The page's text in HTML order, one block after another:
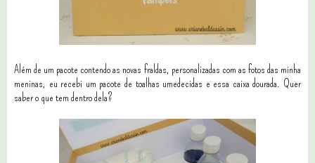
Além de um pacote contendo as novas fraldas, personalizadas com as fotos das minha
meninas, eu recebi um pacote de toalhas umedecidas e essa caixa dourada. Quer
saber o que tem dentro dela?